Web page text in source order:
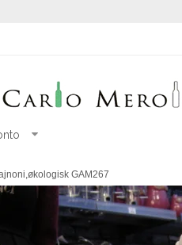
GAM267